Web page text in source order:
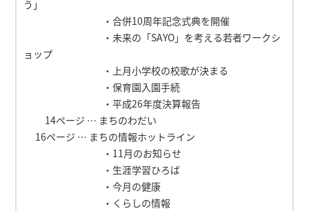
う」
・合併10周年記念式典を開催
・未来の「SAYO」を考える若者ワークシ
ョップ
・上月小学校の校歌が決まる
・保育園入園手続
・平成26年度決算報告
14ページ … まちのわだい
16ページ … まちの情報ホットライン
・11月のお知らせ
・生涯学習ひろば
・今月の健康
・くらしの情報